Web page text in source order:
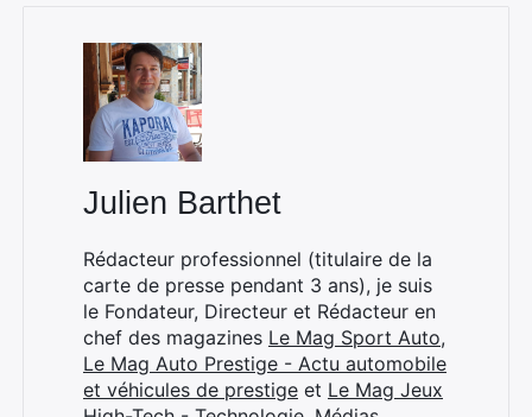
Julien Barthet
Rédacteur professionnel (titulaire de la
carte de presse pendant 3 ans), je suis
le Fondateur, Directeur et Rédacteur en
chef des magazines Le Mag Sport Auto,
Le Mag Auto Prestige - Actu automobile
et véhicules de prestige et Le Mag Jeux
Rechercher